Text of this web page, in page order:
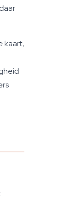
kaart,